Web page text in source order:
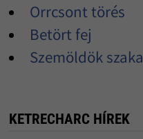
Orrcsont törés
Betört fej
Szemöldök
KETRECHARC HÍREK